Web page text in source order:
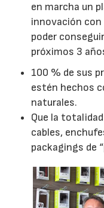
en marcha un
innovación
poder
próximos 3
100 % de sus
estén hechos
naturales.
Que la
cables,
packagings de